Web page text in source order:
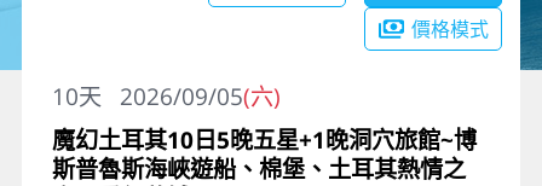
價格模式
2026/09/05(六)
10天
魔幻土耳其10日5晚五星+1晚洞穴旅館~博
斯普魯斯海峽遊船、棉堡、土耳其熱情之